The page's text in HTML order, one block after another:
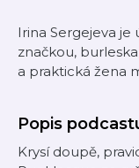
Irina Sergejeva je
značkou,
a praktická žena
Popis
Krysí doupě,